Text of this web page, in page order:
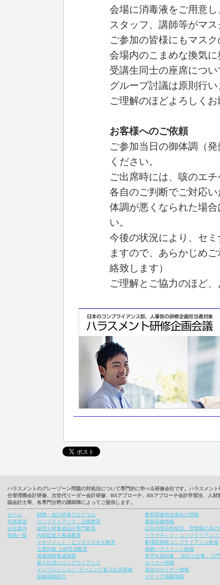
会場に消毒液をご用意
スタッフ、講師等がマ
ご参加の皆様にもマス
会場内のこまめな換気
受講生同士の座席につ
グループ討議は原則行
ご理解のほどよろしく
お客様へのご依頼
ご参加当日の御体調（
ください。
ご出席時には、咳のエ
各自のご判断でご対応
体調が悪くなられた場
い。
今後の状況により、セ
ますので、あらかじめ
絡致します）
ご理解とご協力のほど
ハラスメントのグレーゾーン問題の対処法について専門的に学べる研修会社です。ハラスメン
任管理職会計研修、次世代リーダー会計研修、BSアプローチ、BSアプローチ会計学習法、人
認会計士等、各専門分野の講師陣によってご提供します。
ホーム
代表挨拶
会社案内
実績一覧
財務・会計研修プログラム
コンプライアンス・法務教育
経理人材養成会計専門教育
内部監査人養成教育
マネジメント・ビジネススキル教育
士業対象 人材育成教育
研修講師養成講座
新入社員のコンプライアンス
インプレッション･ラーニング新入社員研修
研修講師紹介
教育研修担当者向け情報
最新研修情報
広告代理店特化型、営業職の為
ドラマチック・コンプライアン
劇場型体験コンプライアンス研修
体験ハラスメント研修
若手社員対象 「会計と仕事」入
セミナー情報
過去のセミナー情報
メディア掲載情報